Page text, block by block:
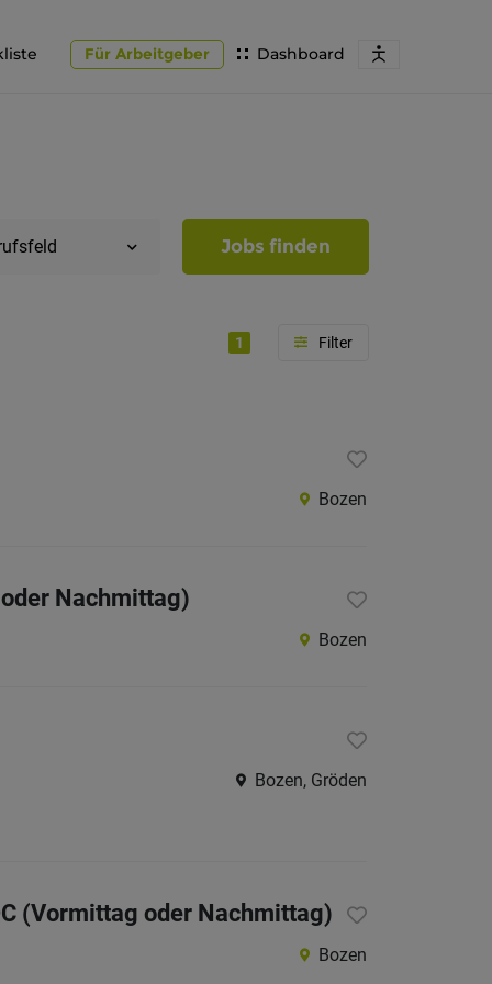
Dashboard
Für Arbeitgeber
Jobs finden
1
Bozen
Nachmittag)
Bozen
Bozen, Gröden
(Vormittag oder Nachmittag)
Bozen